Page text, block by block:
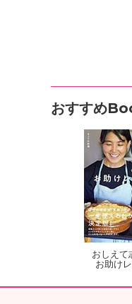
おすすめ
おしえて
お助け